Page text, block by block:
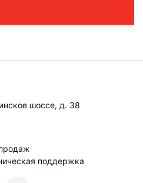
шоссе, д. 38
поддержка